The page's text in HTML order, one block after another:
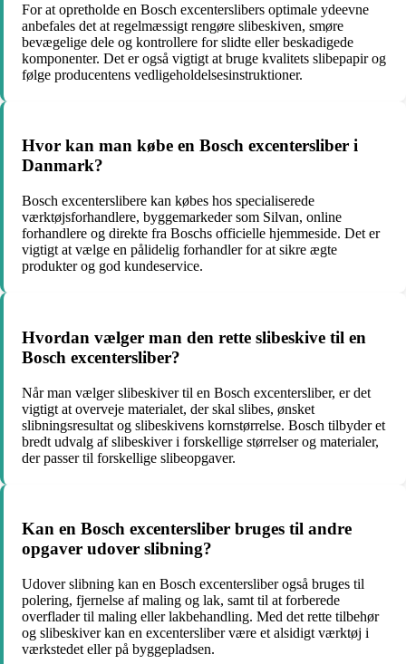
For at opretholde en Bosch excenterslibers optimale ydeevne
anbefales det at regelmæssigt rengøre slibeskiven, smøre
bevægelige dele og kontrollere for slidte eller beskadigede
komponenter. Det er også vigtigt at bruge kvalitets slibepapir og
følge producentens vedligeholdelsesinstruktioner.
Hvor kan man købe en Bosch excentersliber i
Danmark?
Bosch excenterslibere kan købes hos specialiserede
værktøjsforhandlere, byggemarkeder som Silvan, online
forhandlere og direkte fra Boschs officielle hjemmeside. Det er
vigtigt at vælge en pålidelig forhandler for at sikre ægte
produkter og god kundeservice.
Hvordan vælger man den rette slibeskive til en
Bosch excentersliber?
Når man vælger slibeskiver til en Bosch excentersliber, er det
vigtigt at overveje materialet, der skal slibes, ønsket
slibningsresultat og slibeskivens kornstørrelse. Bosch tilbyder et
bredt udvalg af slibeskiver i forskellige størrelser og materialer,
der passer til forskellige slibeopgaver.
Kan en Bosch excentersliber bruges til andre
opgaver udover slibning?
Udover slibning kan en Bosch excentersliber også bruges til
polering, fjernelse af maling og lak, samt til at forberede
overflader til maling eller lakbehandling. Med det rette tilbehør
og slibeskiver kan en excentersliber være et alsidigt værktøj i
værkstedet eller på byggepladsen.